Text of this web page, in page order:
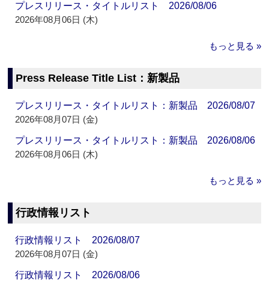
プレスリリース・タイトルリスト 2026/08/06
2026年08月06日 (木)
もっと見る »
Press Release Title List：新製品
プレスリリース・タイトルリスト：新製品 2026/08/07
2026年08月07日 (金)
プレスリリース・タイトルリスト：新製品 2026/08/06
2026年08月06日 (木)
もっと見る »
行政情報リスト
行政情報リスト 2026/08/07
2026年08月07日 (金)
行政情報リスト 2026/08/06